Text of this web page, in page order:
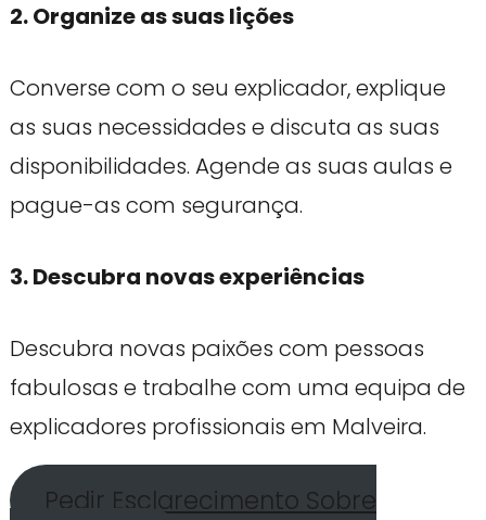
2. Organize as suas lições
Converse com o seu explicador, explique
as suas necessidades e discuta as suas
disponibilidades. Agende as suas aulas e
pague-as com segurança.
3. Descubra novas experiências
Descubra novas paixões com pessoas
fabulosas e trabalhe com uma equipa de
explicadores profissionais em Malveira.
Pedir Esclarecimento Sobre